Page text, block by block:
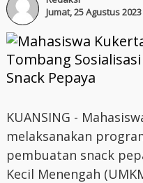
Jumat, 25 Agustus
KUANSING -
melaksanakan
pembuatan snack
Kecil Menengah